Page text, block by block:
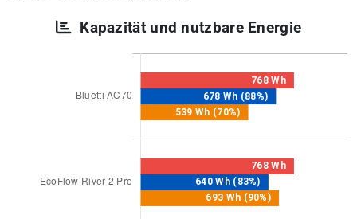
Kapazität und nutzbare Energie